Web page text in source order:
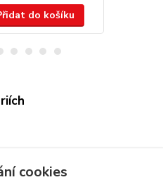
do košíku
cookies